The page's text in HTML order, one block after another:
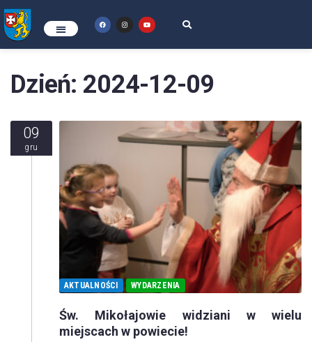
Dzień: 2024-12-09
09
gru
AKTUALNOŚCI WYDARZENIA
Św. Mikołajowie widziani w wielu
miejscach w powiecie!